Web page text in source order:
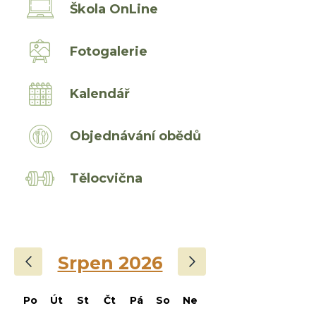
Škola OnLine
Fotogalerie
Kalendář
Objednávání obědů
Tělocvična
Srpen 2026 ›
Po Út St Čt Pá So Ne